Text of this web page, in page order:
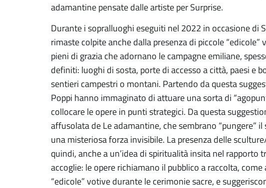
adamantine pensate dalle artiste per Surprise.
Durante i sopralluoghi eseguiti nel 2022 in occasione di
rimaste colpite anche dalla presenza di piccole
pieni di grazia che adornano le campagne emiliane,
definiti: luoghi di sosta, porte di accesso a città, paesi e
sentieri campestri o montani. Partendo da questa
Poppi hanno immaginato di attuare una sorta di
collocare le opere in punti strategici. Da questa
affusolata de Le adamantine, che sembrano “pungere”
una misteriosa forza invisibile. La presenza delle
quindi, anche a un’idea di spiritualità insita nel rapporto
accoglie: le opere richiamano il pubblico a raccolta,
“edicole” votive durante le cerimonie sacre, e